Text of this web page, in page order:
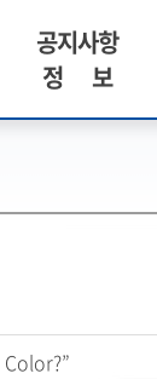
공지사항
정 보